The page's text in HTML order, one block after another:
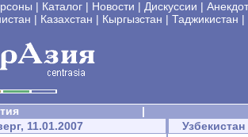
| Каталог | Новости | Дискуссии |
| Казахстан | Кыргызстан | Таджикистан |
|
11.01.2007
Узбекистан